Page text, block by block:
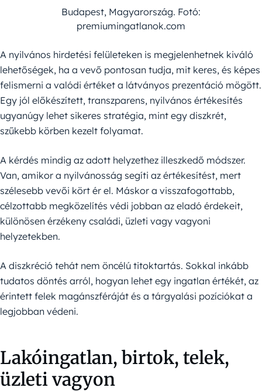
Budapest, Magyarország. Fotó:
premiumingatlanok.com
A nyilvános hirdetési felületeken is megjelenhetnek kiváló
lehetőségek, ha a vevő pontosan tudja, mit keres, és képes
felismerni a valódi értéket a látványos prezentáció mögött.
Egy jól előkészített, transzparens, nyilvános értékesítés
ugyanúgy lehet sikeres stratégia, mint egy diszkrét,
szűkebb körben kezelt folyamat.
A kérdés mindig az adott helyzethez illeszkedő módszer.
Van, amikor a nyilvánosság segíti az értékesítést, mert
szélesebb vevői kört ér el. Máskor a visszafogottabb,
célzottabb megközelítés védi jobban az eladó érdekeit,
különösen érzékeny családi, üzleti vagy vagyoni
helyzetekben.
A diszkréció tehát nem öncélú titoktartás. Sokkal inkább
tudatos döntés arról, hogyan lehet egy ingatlan értékét, az
érintett felek magánszféráját és a tárgyalási pozíciókat a
legjobban védeni.
Lakóingatlan, birtok, telek,
üzleti vagyon